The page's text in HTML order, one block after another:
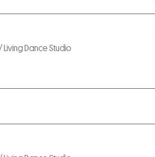
Living Dance Studio